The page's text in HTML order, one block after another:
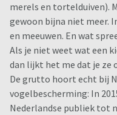
merels en tortelduiven).
gewoon bijna niet meer.
en meeuwen. En wat
Als je niet weet wat een
dan lijkt het me dat je ze
De grutto hoort echt bij
vogelbescherming: In
Nederlandse publiek tot